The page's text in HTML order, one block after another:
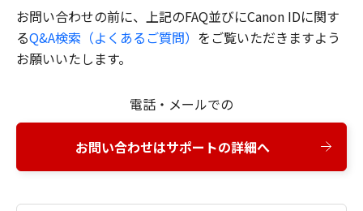
お問い合わせの前に、上記のFAQ並びにCanon IDに関す
るQ&A検索（よくあるご質問） をご覧いただきますよう
お願いいたします。
電話・メールでの
お問い合わせはサポートの詳細へ